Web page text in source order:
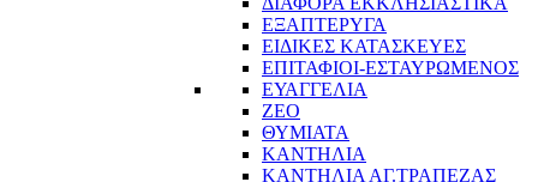
ΕΞΑΠΤΕΡΥΓΑ
ΕΙΔΙΚΕΣ ΚΑΤΑΣΚΕΥΕΣ
ΕΠΙΤΑΦΙΟΙ-ΕΣΤΑΥΡΩΜΕΝΟΣ
ΕΥΑΓΓΕΛΙΑ
ΖΕΟ
ΘΥΜΙΑΤΑ
ΚΑΝΤΗΛΙΑ
ΚΑΝΤΗΛΙΑ ΑΓ.ΤΡΑΠΕΖΑΣ